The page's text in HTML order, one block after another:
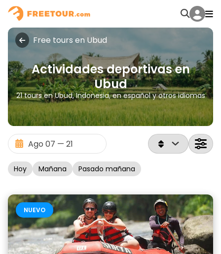
Free tours en Ubud
Actividades deportivas en
Ubud
21 tours en Ubud, Indonesia, en español y otros idiomas
Hoy Mañana Pasado mañana
NUEVO